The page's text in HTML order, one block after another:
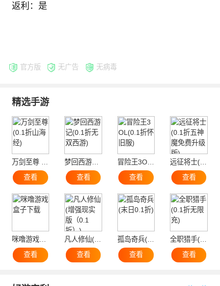
返利：是
官方版 无广告 无病毒
精选手游
查看
查看
冒险王3OL(0.1折怀旧服)
查看
查看
咪噜游戏盒子下载
查看
查看
孤岛奇兵(末日0.1折)
查看
查看